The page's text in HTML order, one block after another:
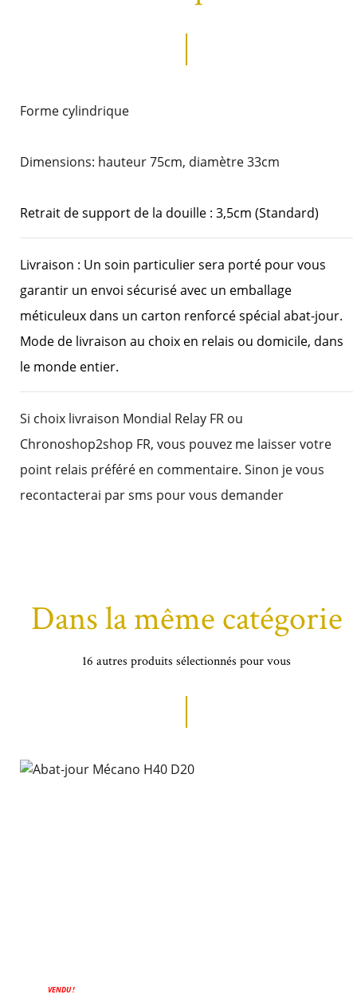
Forme cylindrique
Dimensions: hauteur 75cm, diamètre 33cm
Retrait de support de la douille : 3,5cm (Standard)
Livraison : Un soin particulier sera porté pour vous
garantir un envoi sécurisé avec un emballage
méticuleux dans un carton renforcé spécial abat-jour.
Mode de livraison au choix en relais ou domicile, dans
le monde entier.
Si choix livraison Mondial Relay FR ou
Chronoshop2shop FR, vous pouvez me laisser votre
point relais préféré en commentaire. Sinon je vous
recontacterai par sms pour vous demander
Dans la même catégorie
16 autres produits sélectionnés pour vous
VENDU !